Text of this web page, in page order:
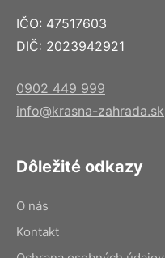
IČO: 47517603
DIČ: 2023942921
0902 449 999
info@krasna-zahrada.sk
Dôležité odkazy
O nás
Kontakt